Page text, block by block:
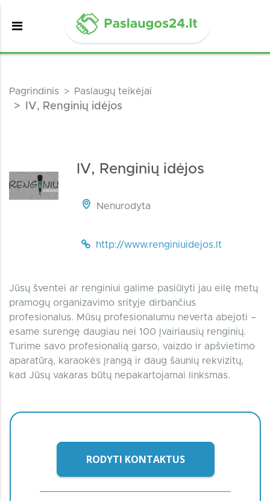
Pagrindinis Paslaugų teikėjai
IV, Renginių idėjos
IV, Renginių idėjos
Nenurodyta
http://www.renginiuidejos.lt
Jūsų šventei ar renginiui galime pasiūlyti jau eilę metų
pramogų organizavimo srityje dirbančius
profesionalus. Mūsų profesionalumu neverta abejoti –
esame surengę daugiau nei 100 įvairiausių renginių.
Turime savo profesionalią garso, vaizdo ir apšvietimo
aparatūrą, karaokės įrangą ir daug šaunių rekvizitų,
kad Jūsų vakaras būtų nepakartojamai linksmas.
RODYTI KONTAKTUS